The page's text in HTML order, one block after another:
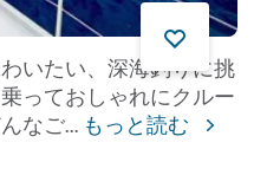
いたい、深海釣りに挑
っておしゃれにクルー
なご... もっと読む